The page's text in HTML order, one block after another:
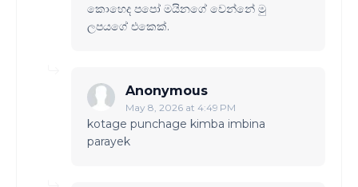
කොහෙද පපෝ මයිනගේ වෙන්නේ මු
ලපයගේ එකෙක්.
Anonymous
May 8, 2026 at 4:49 PM
kotage punchage kimba imbina
parayek